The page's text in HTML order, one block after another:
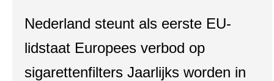
Nederland steunt als eerste EU-
lidstaat Europees verbod op
sigarettenfilters Jaarlijks worden in